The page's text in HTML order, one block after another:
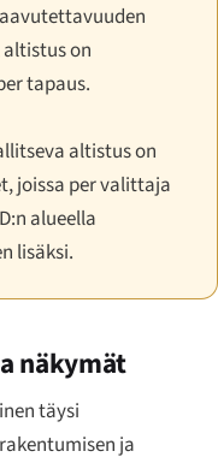
on
tapaus.
altistus on
joissa per valittaja
alueella
lisäksi.
näkymät
täysi
ja